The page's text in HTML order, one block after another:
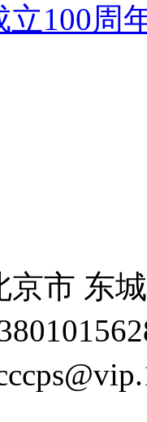
100周
京市 东